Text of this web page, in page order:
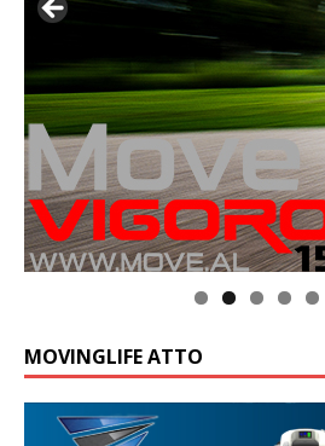
Klik op de foto voor meer informatie
MOVINGLIFE ATTO